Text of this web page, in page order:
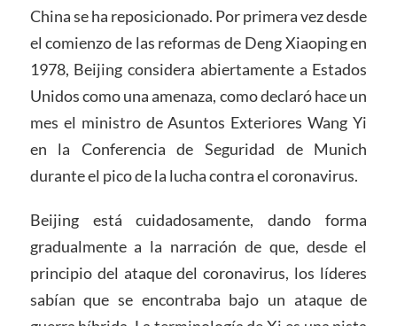
China se ha reposicionado. Por primera vez desde
el comienzo de las reformas de Deng Xiaoping en
1978, Beijing considera abiertamente a Estados
Unidos como una amenaza, como declaró hace un
mes el ministro de Asuntos Exteriores Wang Yi
en la Conferencia de Seguridad de Munich
durante el pico de la lucha contra el coronavirus.
Beijing está cuidadosamente, dando forma
gradualmente a la narración de que, desde el
principio del ataque del coronavirus, los líderes
sabían que se encontraba bajo un ataque de